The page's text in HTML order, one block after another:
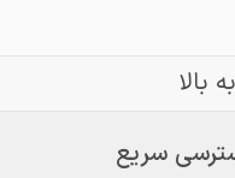
بالا
سریع